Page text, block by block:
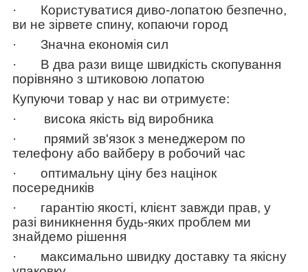
·
Користуватися диво-лопатою безпечно,
ви не зірвете спину, копаючи город
·
Значна економія сил
·
В два рази вище швидкість скопування
порівняно з штиковою лопатою
Купуючи товар у нас ви отримуєте:
·
висока якість від виробника
·
прямий зв'язок з менеджером по
телефону або вайберу в робочий час
·
оптимальну ціну без націнок
посередників
·
гарантію якості, клієнт завжди прав, у
разі виникнення будь-яких проблем ми
знайдемо рішення
·
максимально швидку доставку та якісну